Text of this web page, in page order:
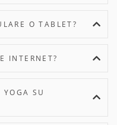
O TABLET?
INTERNET?
YOGA SU